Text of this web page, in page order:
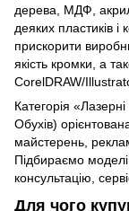
дерева, МДФ,
деяких пластиків
прискорити
якість кромки, а
CorelDRAW/
Категорія
Обухів)
майстерень,
Підбираємо моделі
консультацію,
Для чого